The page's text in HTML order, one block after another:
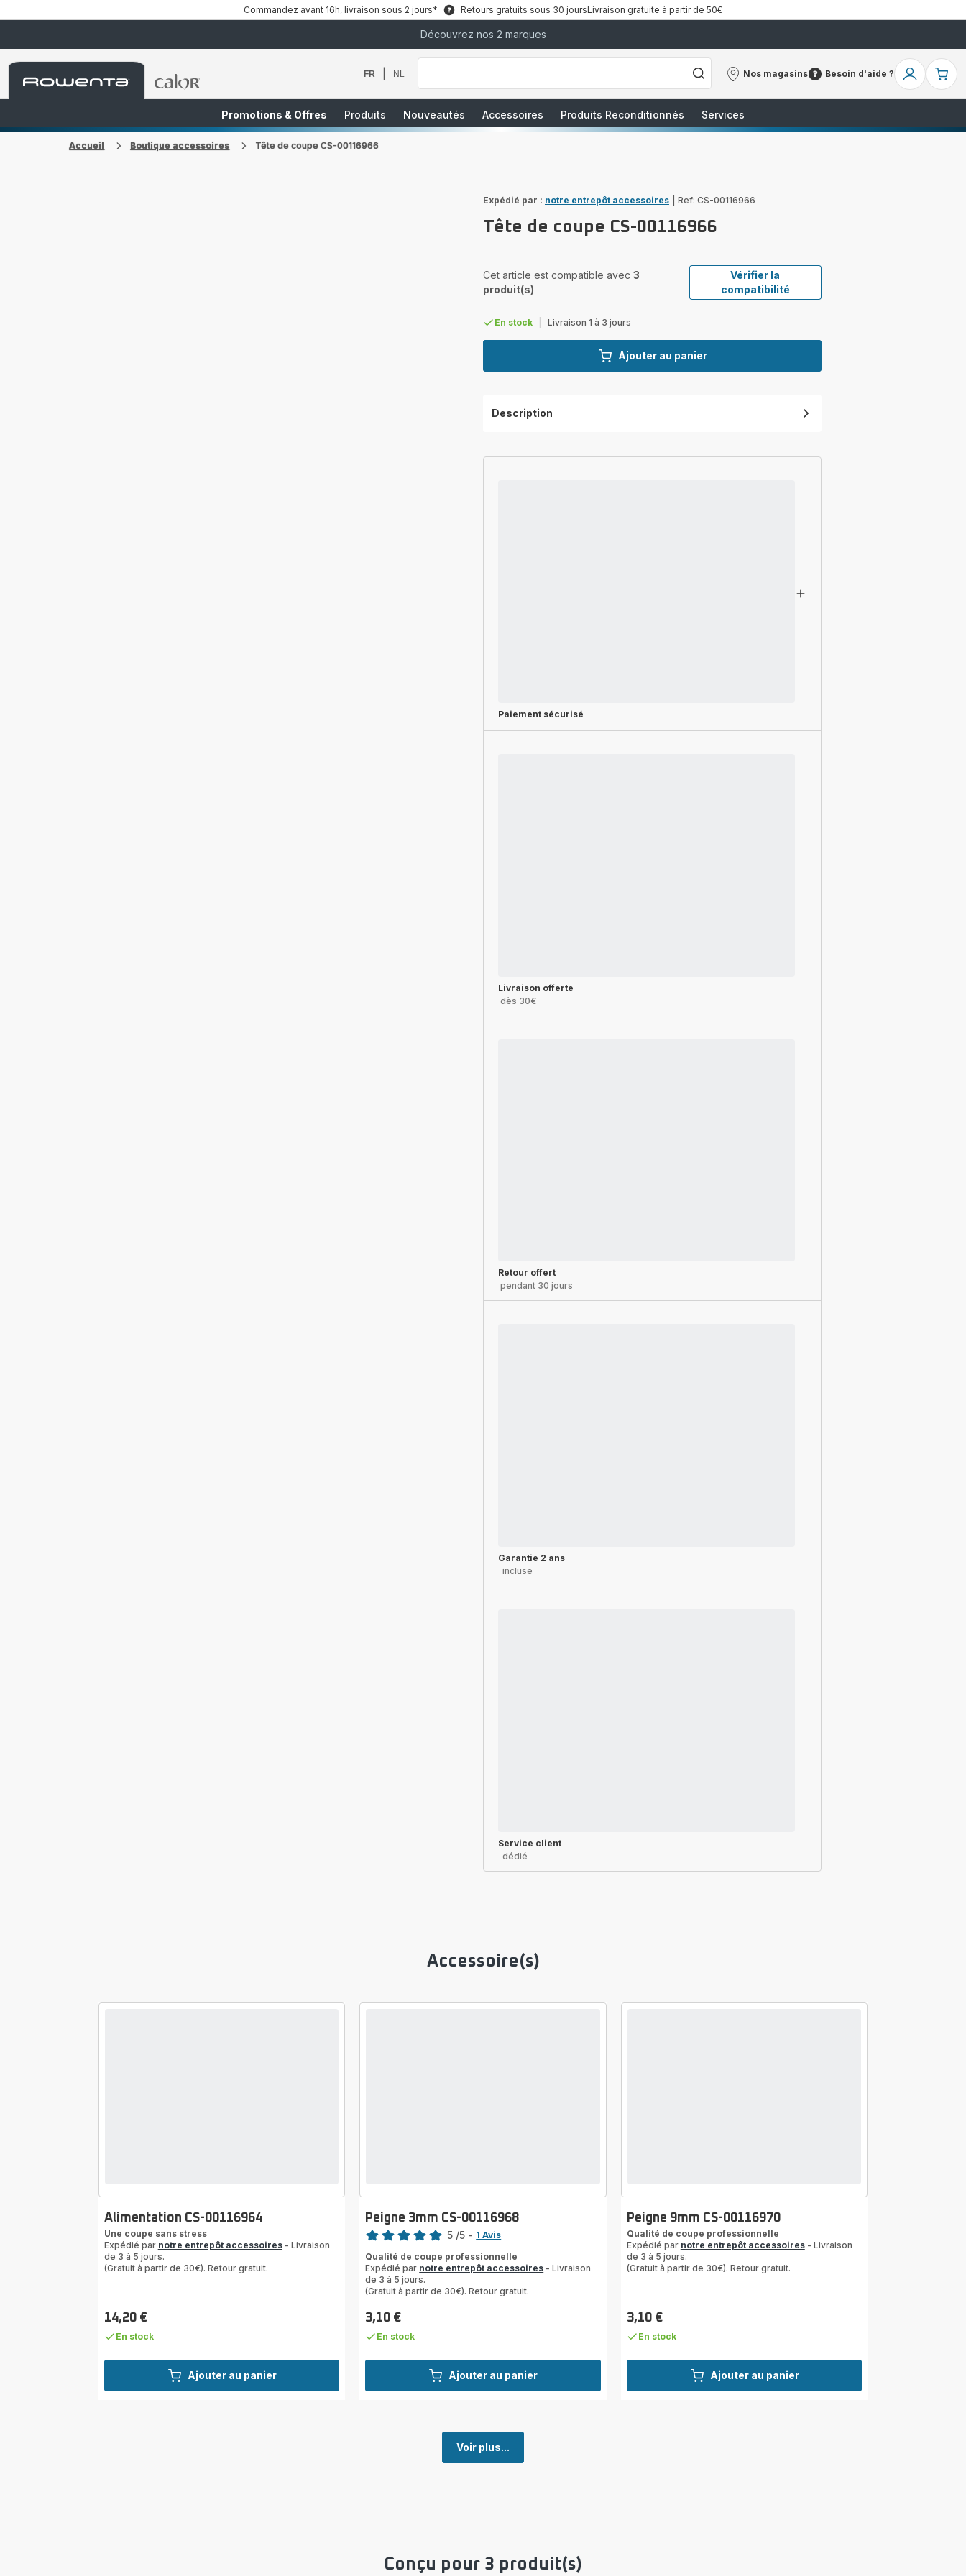
Commandez avant 16h, livraison sous 2 jours* Retours gratuits sous 30 joursLivraison gratuite à partir de 50€
Découvrez nos 2 marques
Accueil
Rowenta
Accueil
FR NL
Que
recherchez-
Nos magasins
Nos
Besoin d'aide ?
Besoin
Mon
Promotions & Offres
Produits Nouveautés Accessoires Produits Reconditionnés Services
Accueil Boutique accessoires Tête de coupe CS-00116966
Expédié par : notre entrepôt accessoires Ref: CS-00116966
Tête de coupe CS-00116966
Cet article est compatible avec 3
produit(s)
Vérifier la
compatibilité
En stock Livraison 1 à 3 jours
Ajouter au panier
Description
Paiement sécurisé
Livraison offerte
dès 30€
Retour offert
pendant 30 jours
Garantie 2 ans
incluse
Service client
dédié
Accessoire(s)
Ajouter au panier
Alimentation CS-00116964
Une coupe sans stress
Expédié par notre entrepôt accessoires- Livraison
de 3 à 5 jours.
(Gratuit à partir de 30€). Retour gratuit.
Prix
14,20 €
En stock
Ajouter au panier
Peigne 3mm CS-00116968
Note
5
étoiles
(moyenne)
5 /5 - 1 Avis
Qualité de coupe professionnelle
Expédié par notre entrepôt accessoires - Livraison
de 3 à 5 jours.
(Gratuit à partir de 30€). Retour gratuit.
Prix
3,10 €
En stock
Ajouter au panier
Peigne 9mm CS-00116970
Qualité de coupe professionnelle
Expédié par notre entrepôt accessoires- Livraison
de 3 à 5 jours.
(Gratuit à partir de 30€). Retour gratuit.
Prix
3,10 €
En stock
Voir plus...
Conçu pour 3 produit(s)